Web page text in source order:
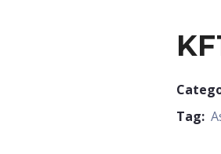
Tag: